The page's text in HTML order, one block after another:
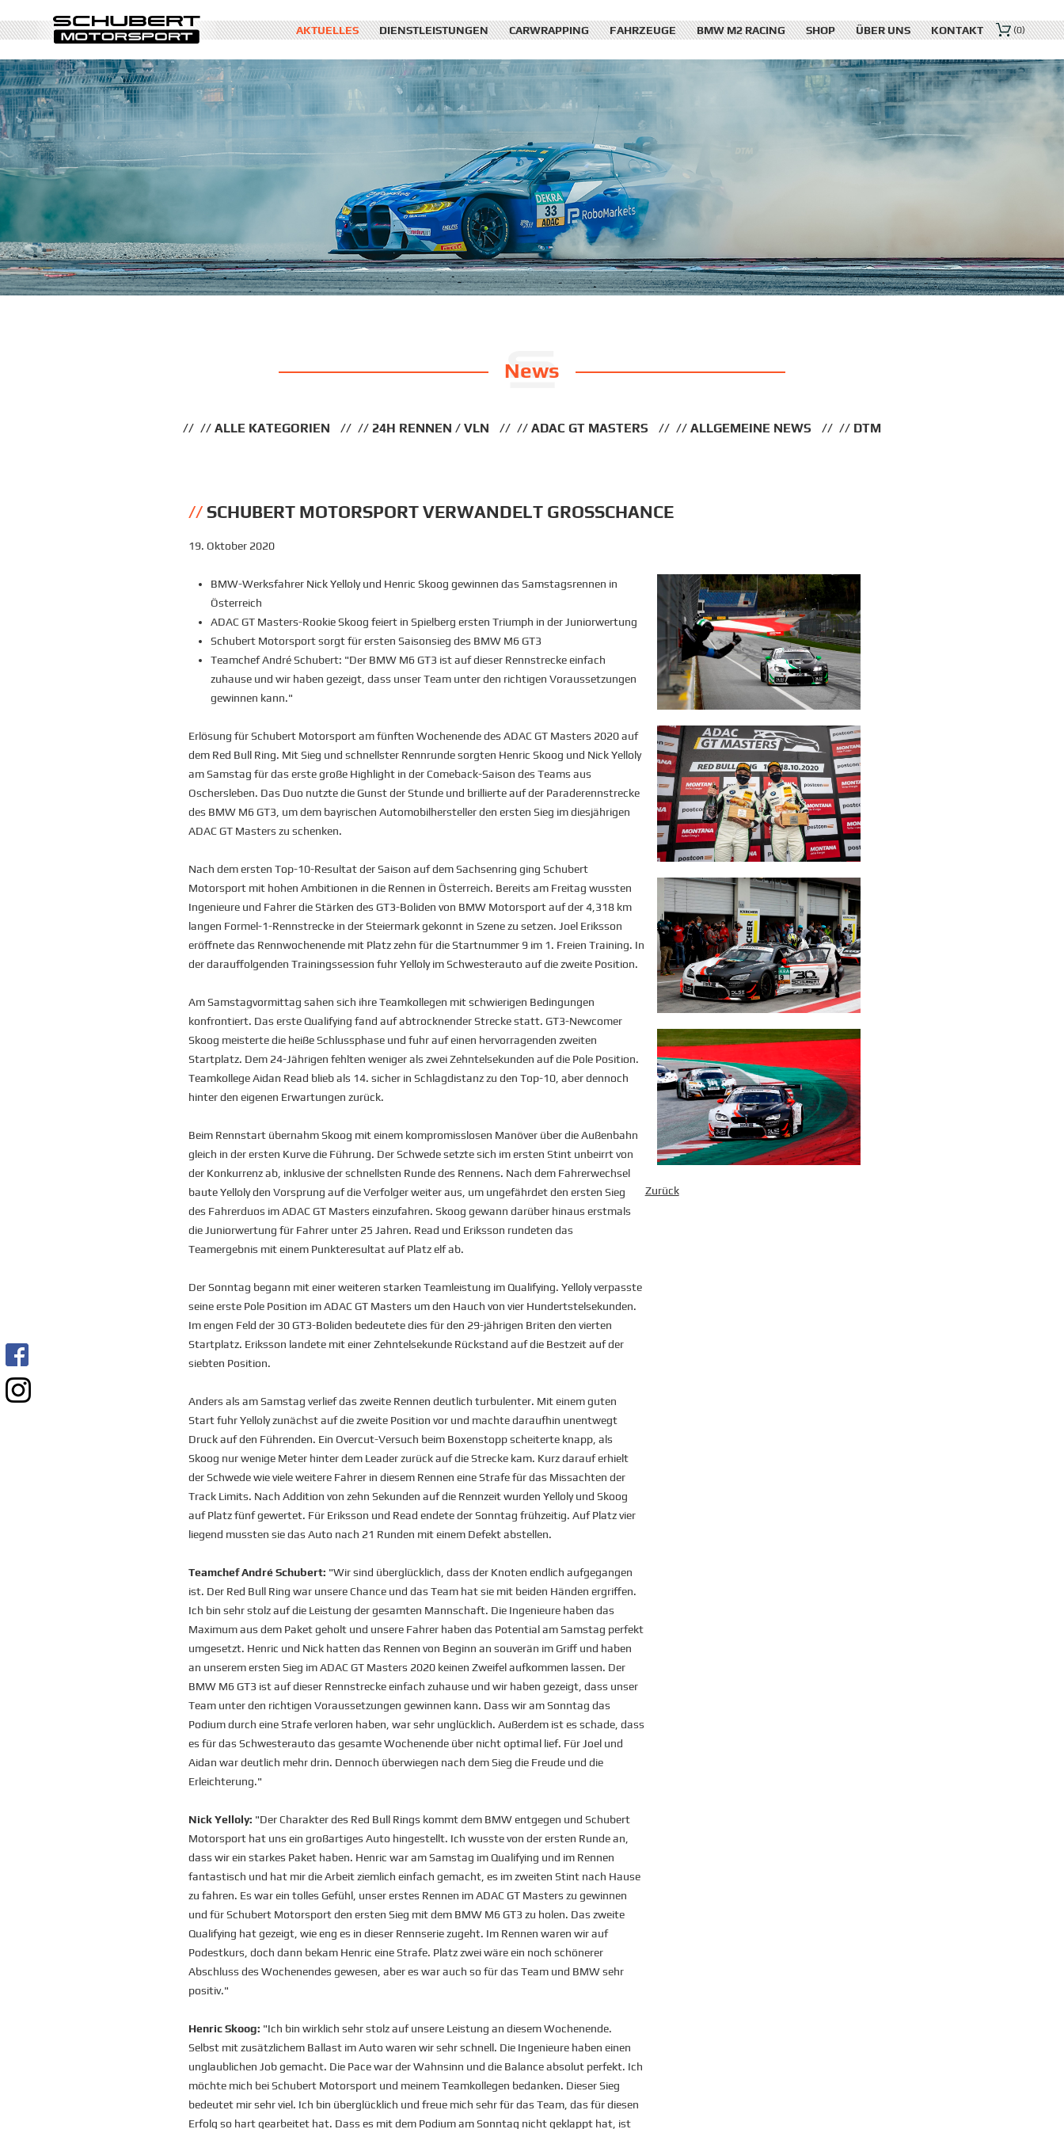
AKTUELLES DIENSTLEISTUNGEN CARWRAPPING FAHRZEUGE BMW M2 RACING SHOP ÜBER UNS KONTAKT (0)
News
ALLE KATEGORIEN 24H RENNEN / VLN ADAC GT MASTERS ALLGEMEINE NEWS DTM
SCHUBERT MOTORSPORT VERWANDELT GROSSCHANCE
19. Oktober 2020
BMW-Werksfahrer Nick Yelloly und Henric Skoog gewinnen das Samstagsrennen in
Österreich
ADAC GT Masters-Rookie Skoog feiert in Spielberg ersten Triumph in der Juniorwertung
Schubert Motorsport sorgt für ersten Saisonsieg des BMW M6 GT3
Teamchef André Schubert: "Der BMW M6 GT3 ist auf dieser Rennstrecke einfach
zuhause und wir haben gezeigt, dass unser Team unter den richtigen Voraussetzungen
gewinnen kann."
Erlösung für Schubert Motorsport am fünften Wochenende des ADAC GT Masters 2020 auf
dem Red Bull Ring. Mit Sieg und schnellster Rennrunde sorgten Henric Skoog und Nick Yelloly
am Samstag für das erste große Highlight in der Comeback-Saison des Teams aus
Oschersleben. Das Duo nutzte die Gunst der Stunde und brillierte auf der Paraderennstrecke
des BMW M6 GT3, um dem bayrischen Automobilhersteller den ersten Sieg im diesjährigen
ADAC GT Masters zu schenken.
Nach dem ersten Top-10-Resultat der Saison auf dem Sachsenring ging Schubert
Motorsport mit hohen Ambitionen in die Rennen in Österreich. Bereits am Freitag wussten
Ingenieure und Fahrer die Stärken des GT3-Boliden von BMW Motorsport auf der 4,318 km
langen Formel-1-Rennstrecke in der Steiermark gekonnt in Szene zu setzen. Joel Eriksson
eröffnete das Rennwochenende mit Platz zehn für die Startnummer 9 im 1. Freien Training. In
der darauffolgenden Trainingssession fuhr Yelloly im Schwesterauto auf die zweite Position.
Am Samstagvormittag sahen sich ihre Teamkollegen mit schwierigen Bedingungen
konfrontiert. Das erste Qualifying fand auf abtrocknender Strecke statt. GT3-Newcomer
Skoog meisterte die heiße Schlussphase und fuhr auf einen hervorragenden zweiten
Startplatz. Dem 24-Jährigen fehlten weniger als zwei Zehntelsekunden auf die Pole Position.
Teamkollege Aidan Read blieb als 14. sicher in Schlagdistanz zu den Top-10, aber dennoch
hinter den eigenen Erwartungen zurück.
Beim Rennstart übernahm Skoog mit einem kompromisslosen Manöver über die Außenbahn
gleich in der ersten Kurve die Führung. Der Schwede setzte sich im ersten Stint unbeirrt von
der Konkurrenz ab, inklusive der schnellsten Runde des Rennens. Nach dem Fahrerwechsel
baute Yelloly den Vorsprung auf die Verfolger weiter aus, um ungefährdet den ersten Sieg
des Fahrerduos im ADAC GT Masters einzufahren. Skoog gewann darüber hinaus erstmals
die Juniorwertung für Fahrer unter 25 Jahren. Read und Eriksson rundeten das
Teamergebnis mit einem Punkteresultat auf Platz elf ab.
Der Sonntag begann mit einer weiteren starken Teamleistung im Qualifying. Yelloly verpasste
seine erste Pole Position im ADAC GT Masters um den Hauch von vier Hundertstelsekunden.
Im engen Feld der 30 GT3-Boliden bedeutete dies für den 29-jährigen Briten den vierten
Startplatz. Eriksson landete mit einer Zehntelsekunde Rückstand auf die Bestzeit auf der
siebten Position.
Anders als am Samstag verlief das zweite Rennen deutlich turbulenter. Mit einem guten
Start fuhr Yelloly zunächst auf die zweite Position vor und machte daraufhin unentwegt
Druck auf den Führenden. Ein Overcut-Versuch beim Boxenstopp scheiterte knapp, als
Skoog nur wenige Meter hinter dem Leader zurück auf die Strecke kam. Kurz darauf erhielt
der Schwede wie viele weitere Fahrer in diesem Rennen eine Strafe für das Missachten der
Track Limits. Nach Addition von zehn Sekunden auf die Rennzeit wurden Yelloly und Skoog
auf Platz fünf gewertet. Für Eriksson und Read endete der Sonntag frühzeitig. Auf Platz vier
liegend mussten sie das Auto nach 21 Runden mit einem Defekt abstellen.
Teamchef André Schubert: "Wir sind überglücklich, dass der Knoten endlich aufgegangen
ist. Der Red Bull Ring war unsere Chance und das Team hat sie mit beiden Händen ergriffen.
Ich bin sehr stolz auf die Leistung der gesamten Mannschaft. Die Ingenieure haben das
Maximum aus dem Paket geholt und unsere Fahrer haben das Potential am Samstag perfekt
umgesetzt. Henric und Nick hatten das Rennen von Beginn an souverän im Griff und haben
an unserem ersten Sieg im ADAC GT Masters 2020 keinen Zweifel aufkommen lassen. Der
BMW M6 GT3 ist auf dieser Rennstrecke einfach zuhause und wir haben gezeigt, dass unser
Team unter den richtigen Voraussetzungen gewinnen kann. Dass wir am Sonntag das
Podium durch eine Strafe verloren haben, war sehr unglücklich. Außerdem ist es schade, dass
es für das Schwesterauto das gesamte Wochenende über nicht optimal lief. Für Joel und
Aidan war deutlich mehr drin. Dennoch überwiegen nach dem Sieg die Freude und die
Erleichterung."
Nick Yelloly: "Der Charakter des Red Bull Rings kommt dem BMW entgegen und Schubert
Motorsport hat uns ein großartiges Auto hingestellt. Ich wusste von der ersten Runde an,
dass wir ein starkes Paket haben. Henric war am Samstag im Qualifying und im Rennen
fantastisch und hat mir die Arbeit ziemlich einfach gemacht, es im zweiten Stint nach Hause
zu fahren. Es war ein tolles Gefühl, unser erstes Rennen im ADAC GT Masters zu gewinnen
und für Schubert Motorsport den ersten Sieg mit dem BMW M6 GT3 zu holen. Das zweite
Qualifying hat gezeigt, wie eng es in dieser Rennserie zugeht. Im Rennen waren wir auf
Podestkurs, doch dann bekam Henric eine Strafe. Platz zwei wäre ein noch schönerer
Abschluss des Wochenendes gewesen, aber es war auch so für das Team und BMW sehr
positiv."
Henric Skoog: "Ich bin wirklich sehr stolz auf unsere Leistung an diesem Wochenende.
Selbst mit zusätzlichem Ballast im Auto waren wir sehr schnell. Die Ingenieure haben einen
unglaublichen Job gemacht. Die Pace war der Wahnsinn und die Balance absolut perfekt. Ich
möchte mich bei Schubert Motorsport und meinem Teamkollegen bedanken. Dieser Sieg
bedeutet mir sehr viel. Ich bin überglücklich und freue mich sehr für das Team, das für diesen
Erfolg so hart gearbeitet hat. Dass es mit dem Podium am Sonntag nicht geklappt hat, ist
Zurück